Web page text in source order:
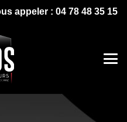
appeler : 04 78 48 35 15